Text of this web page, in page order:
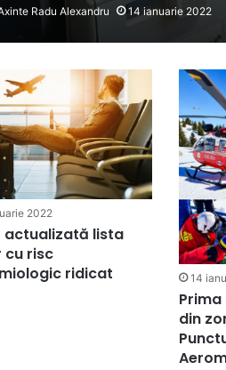
Radu Alexandru 14 ianuarie 2022
2022
actualizată lista
risc
ridicat
14
din